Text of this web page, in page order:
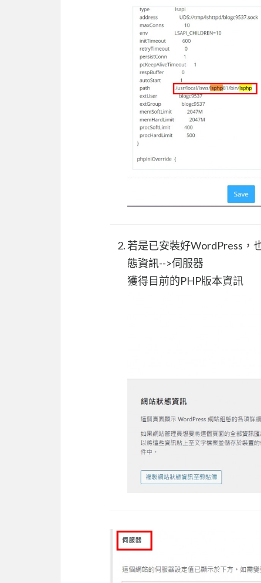
若是已安裝好WordPress，
態資訊-->伺服器
獲得目前的PHP版本資訊